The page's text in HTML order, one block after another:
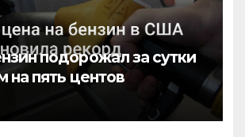
подорожал за сутки
на пять центов